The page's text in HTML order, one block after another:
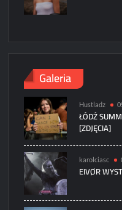
Galeria
Hustladz
ŁÓDŹ
[ZDJĘCIA]
karolciasc
EIVØR